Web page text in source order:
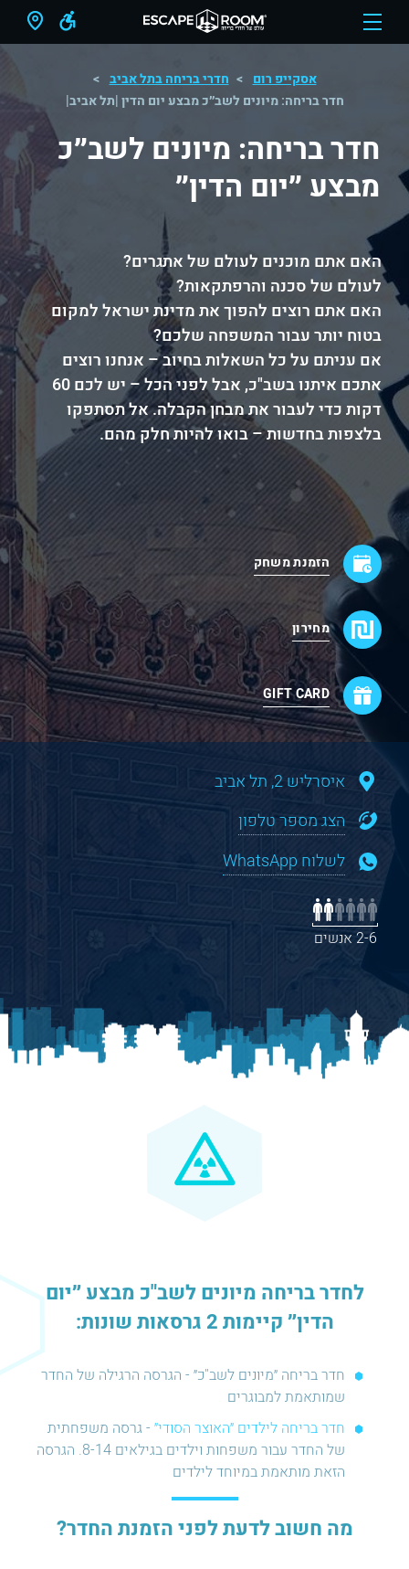
אסקייפ רום
חדרי בריחה בתל אביב
חדר בריחה: מיונים לשב״כ מבצע יום הדין |תל אביב|
חדר בריחה: מיונים לשב״כ
מבצע ״יום הדין״
האם אתם מוכנים לעולם של אתגרים?
לעולם של סכנה והרפתקאות?
האם אתם רוצים להפוך את מדינת ישראל למקום
בטוח יותר עבור המשפחה שלכם?
אם עניתם על כל השאלות בחיוב – אנחנו רוצים
אתכם איתנו בשב"כ, אבל לפני הכל – יש לכם 60
דקות כדי לעבור את מבחן הקבלה. אל תסתפקו
בלצפות בחדשות – בואו להיות חלק מהם.
הזמנת משחק
מחירון
GIFT CARD
איסרליש 2, תל אביב
הצג מספר טלפון
לשלוח WhatsApp
2-6 אנשים
לחדר בריחה מיונים לשב"כ מבצע ״יום
הדין״ קיימות 2 גרסאות שונות:
חדר בריחה ״מיונים לשב"כ״ - הגרסה הרגילה של החדר
שמותאמת למבוגרים
חדר בריחה לילדים ״האוצר הסודי״ - גרסה משפחתית
של החדר עבור משפחות וילדים בגילאים 8-14. הגרסה
הזאת מותאמת במיוחד לילדים
מה חשוב לדעת לפני הזמנת החדר?